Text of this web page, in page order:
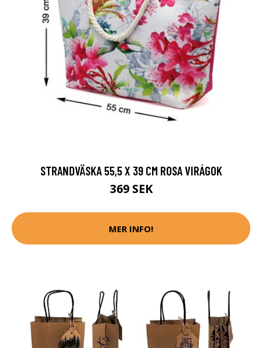
STRANDVÄSKA 55,5 X 39 CM ROSA VIRÁGOK
369 SEK
MER INFO!